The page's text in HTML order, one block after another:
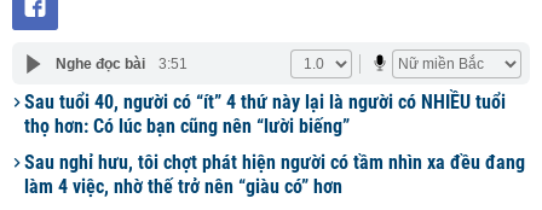
Nghe đọc bài 3:51
Sau tuổi 40, người có “ít” 4 thứ này lại là người có NHIỀU tuổi
thọ hơn: Có lúc bạn cũng nên “lười biếng”
Sau nghỉ hưu, tôi chợt phát hiện người có tầm nhìn xa đều đang
làm 4 việc, nhờ thế trở nên “giàu có” hơn